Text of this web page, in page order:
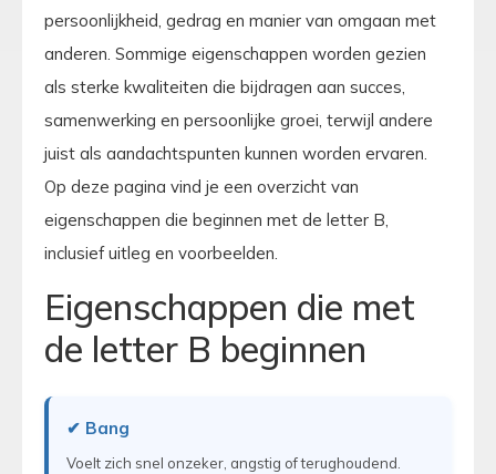
persoonlijkheid, gedrag en manier van omgaan met
anderen. Sommige eigenschappen worden gezien
als sterke kwaliteiten die bijdragen aan succes,
samenwerking en persoonlijke groei, terwijl andere
juist als aandachtspunten kunnen worden ervaren.
Op deze pagina vind je een overzicht van
eigenschappen die beginnen met de letter B,
inclusief uitleg en voorbeelden.
Eigenschappen die met
de letter B beginnen
✔ Bang
Voelt zich snel onzeker, angstig of terughoudend.